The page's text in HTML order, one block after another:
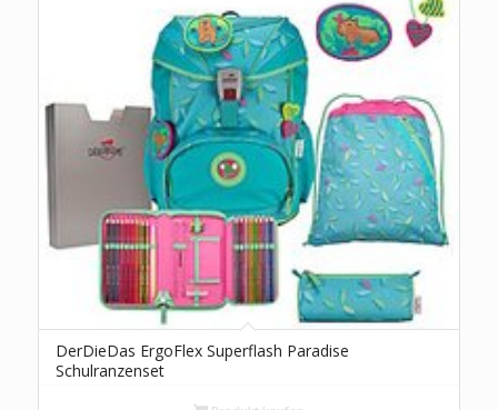
DerDieDas ErgoFlex Superflash Paradise
Schulranzenset